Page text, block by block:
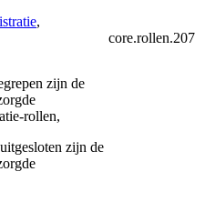
,
zijn de
rollen,
zijn de
core.rollen.207